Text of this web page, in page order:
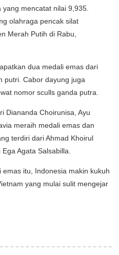
mencatat nilai 9,935.
olahraga pencak silat
Merah Putih di Rabu,
dua medali emas dari
putri. Cabor dayung juga
nomor sculls ganda putra.
Diananda Choirunisa, Ayu
meraih medali emas dan
terdiri dari Ahmad Khoirul
Agata Salsabilla.
itu, Indonesia makin kukuh
yang mulai sulit mengejar